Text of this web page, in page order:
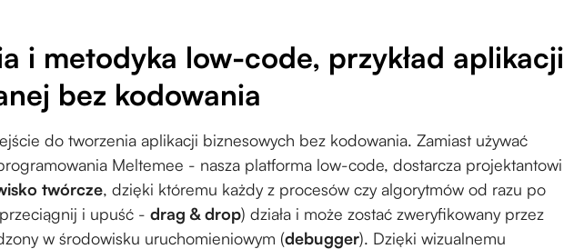
i metodyka low-code, przykład aplikacji
bez kodowania
do tworzenia aplikacji biznesowych bez kodowania. Zamiast używać
Meltemee - nasza platforma low-code, dostarcza projektantowi
twórcze, dzięki któremu każdy z procesów czy algorytmów od razu po
i upuść - drag & drop) działa i może zostać zweryfikowany przez
w środowisku uruchomieniowym (debugger). Dzięki wizualnemu